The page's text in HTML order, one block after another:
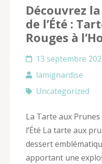
Découvrez
de l’Été :
Rouges à
13 septembre
lamignardise
Uncategorized
La Tarte aux Prunes
l’Été La tarte aux
dessert
apportant une